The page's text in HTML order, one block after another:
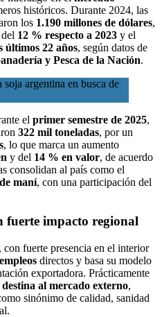
históricos. Durante 2024, las
los 1.190 millones de dólares,
12 % respecto a 2023 y el
últimos 22 años, según datos de
y Pesca de la Nación.
argentina en busca de
el primer semestre de 2025,
322 mil toneladas, por un
, lo que marca un aumento
y del 14 % en valor, de acuerdo
consolidan al país como el
maní, con una participación del
fuerte impacto regional
, con fuerte presencia en el interior
directos y basa su modelo
exportadora. Prácticamente
al mercado externo,
sinónimo de calidad, sanidad